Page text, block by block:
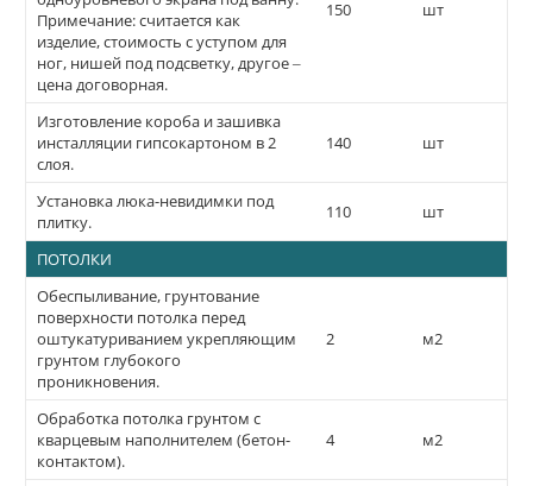
Примечание: считается как
изделие, стоимость с уступом для
ног, нишей под подсветку, другое –
цена договорная.
150 шт
Изготовление короба и зашивка
инсталляции гипсокартоном в 2
слоя.
140 шт
Установка люка-невидимки под
плитку.
110 шт
ПОТОЛКИ
Обеспыливание, грунтование
поверхности потолка перед
оштукатуриванием укрепляющим
грунтом глубокого
проникновения.
2 м2
Обработка потолка грунтом с
кварцевым наполнителем (бетон-
контактом).
4 м2